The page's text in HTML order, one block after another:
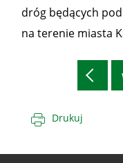
dróg będących
na terenie miasta
Drukuj